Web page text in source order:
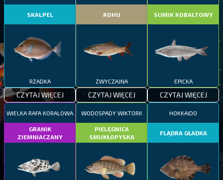
SKALPEL
RZADKA
CZYTAJ WIĘCEJ
ROHU
ZWYCZAJNA
CZYTAJ WIĘCEJ
SUMIK KOBALTOWY
EPICKA
CZYTAJ WIĘCEJ
WIELKA RAFA KORALOWA
GRANIK
ZIEMNIACZANY
WODOSPADY WIKTORII
PIELĘGNICA
SMUKŁOPYSKA
HOKKAIDO
FLĄDRA GŁADKA